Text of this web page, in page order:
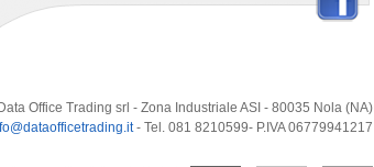
Office Trading srl - Zona Industriale ASI - 80035 Nola (NA)
- Tel. 081 8210599- P.IVA 06779941217